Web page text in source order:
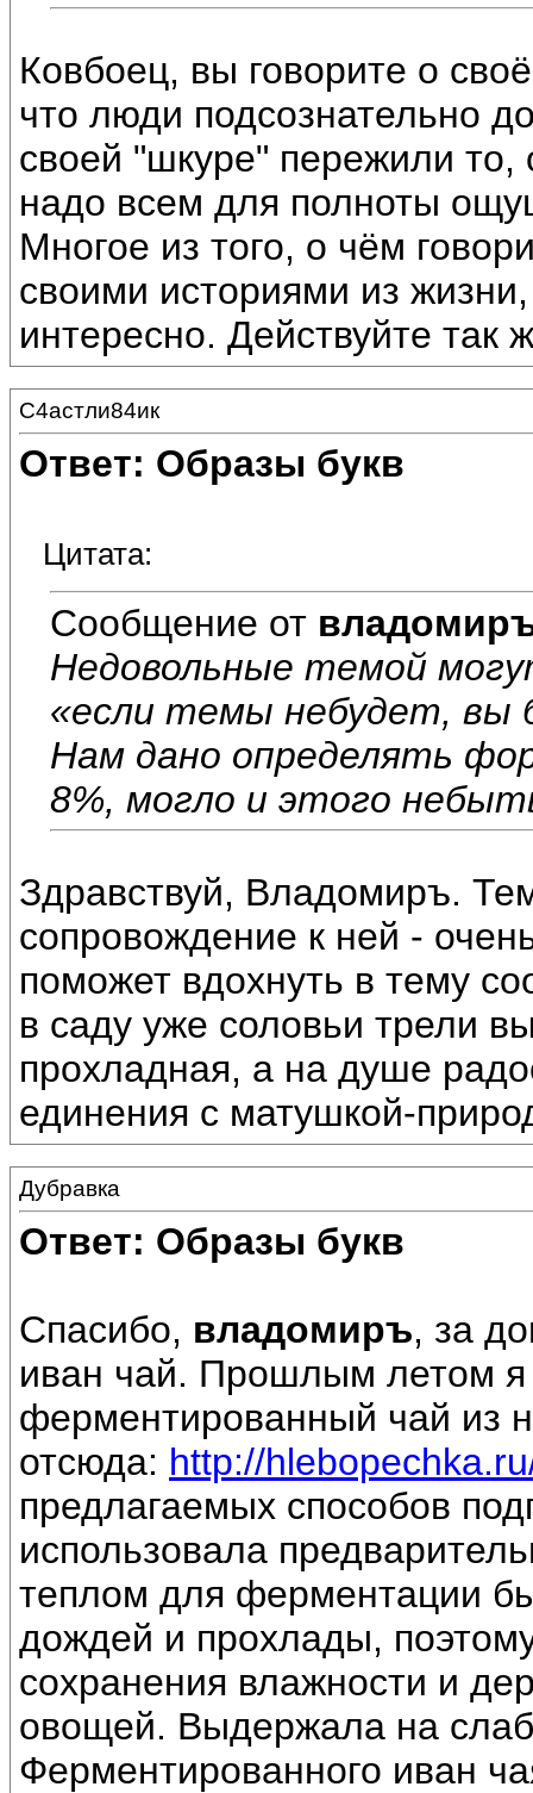
Ковбоец, вы говорите о
что люди подсознательно
своей "шкуре" пережили то,
надо всем для полноты
Многое из того, о чём
своими историями из
интересно. Действуйте так
С4астли84ик
Ответ: Образы букв
Цитата:
Сообщение от
Недовольные темой
«если темы небудет, вы
Нам дано определять
8%, могло и этого
Здравствуй, Владомиръ.
сопровождение к ней -
поможет вдохнуть в тему
в саду уже соловьи трели
прохладная, а на душе
единения с матушкой-
Дубравка
Ответ: Образы букв
Спасибо, владомиръ, за
иван чай. Прошлым летом я
ферментированный чай из
отсюда: http://
предлагаемых способов
использовала
теплом для ферментации
дождей и прохлады,
сохранения влажности и
овощей. Выдержала на
Ферментированного иван